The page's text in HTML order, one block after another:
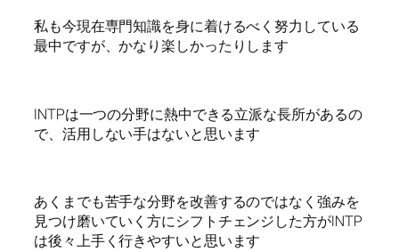
私も今現在専門知識を身に着けるべく努力している
最中ですが、かなり楽しかったりします
INTPは一つの分野に熱中できる立派な長所があるの
で、活用しない手はないと思います
あくまでも苦手な分野を改善するのではなく強みを
見つけ磨いていく方にシフトチェンジした方がINTP
は後々上手く行きやすいと思います